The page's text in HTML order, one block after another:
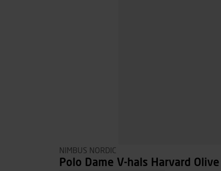
NIMBUS NORDIC
Polo Dame V-hals Harvard Olive